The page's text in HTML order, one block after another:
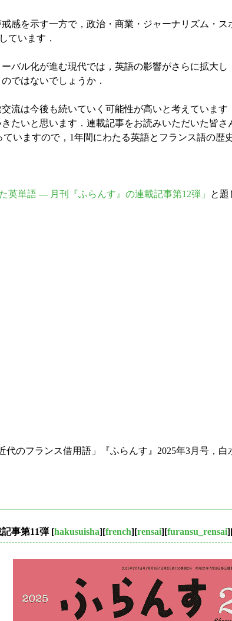
示す一方で，政治・商業・ジャーナリズム・ス
ています．
化が進む現代では，英語の影響がさらに拡大し
ではないでしょうか．
流は今後も続いていく可能性が高いと考えていま
たいと思います．連載記事をお読みいただいた皆さ
ていますので，1年間にわたる英語とフランス語の
英単語 --- 月刊『ふらんす』の連載記事第12弾」 と題
ランス借用語」『ふらんす』2025年3月号，白水
事第11弾[hakusuisha][french][rensai][furansu_rensai